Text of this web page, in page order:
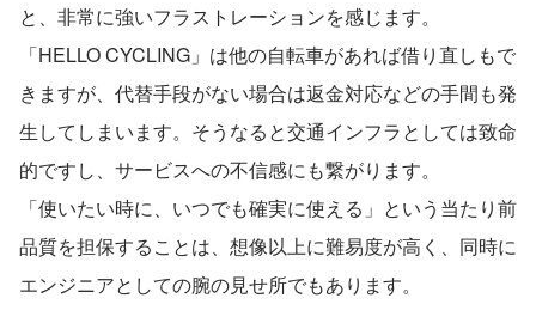
と、非常に強いフラストレーションを感じます。
「HELLO CYCLING」は他の自転車があれば借り直しもで
きますが、代替手段がない場合は返金対応などの手間も発
生してしまいます。そうなると交通インフラとしては致命
的ですし、サービスへの不信感にも繋がります。
「使いたい時に、いつでも確実に使える」という当たり前
品質を担保することは、想像以上に難易度が高く、同時に
エンジニアとしての腕の見せ所でもあります。